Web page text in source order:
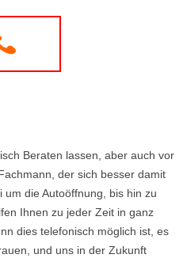
Beraten lassen, aber auch vor
der sich besser damit
die Autoöffnung, bis hin zu
Ihnen zu jeder Zeit in ganz
dies telefonisch möglich ist, es
und uns in der Zukunft